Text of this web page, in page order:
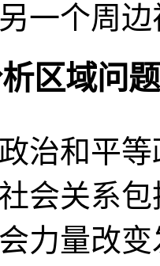
一个周
区域问题
治和平
会关系
力量改